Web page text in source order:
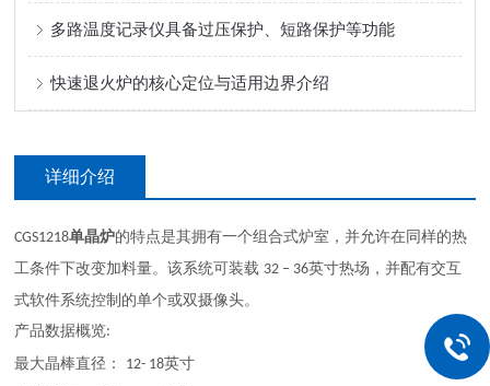
多路温度记录仪具备过压保护、短路保护等功能
快速退火炉的核心定位与适用边界介绍
详细介绍
CGS1218单晶炉的特点是其拥有一个组合式炉室，并允许在同样的热
工条件下改变加料量。该系统可装载 32 – 36英寸热场，并配有交互
式软件系统控制的单个或双摄像头。
产品数据概览:
最大晶棒直径：
12- 18英寸